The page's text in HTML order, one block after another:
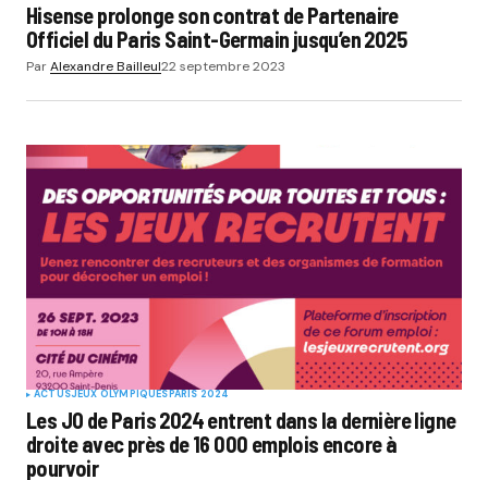
Hisense prolonge son contrat de Partenaire
Officiel du Paris Saint-Germain jusqu’en 2025
ParAlexandre Bailleul22 septembre 2023
ACTUSJEUX OLYMPIQUESPARIS 2024
Les JO de Paris 2024 entrent dans la dernière ligne
droite avec près de 16 000 emplois encore à
pourvoir